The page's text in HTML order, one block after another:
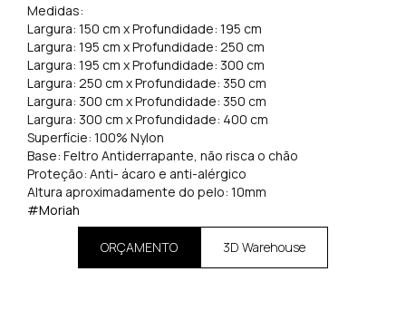
Medidas:
Largura: 150 cm x Profundidade: 195 cm
Largura: 195 cm x Profundidade: 250 cm
Largura: 195 cm x Profundidade: 300 cm
Largura: 250 cm x Profundidade: 350 cm
Largura: 300 cm x Profundidade: 350 cm
Largura: 300 cm x Profundidade: 400 cm
Superfície: 100% Nylon
Base: Feltro Antiderrapante, não risca o chão
Proteção: Anti- ácaro e anti-alérgico
Altura aproximadamente do pelo: 10mm
#Moriah
ORÇAMENTO 3D Warehouse